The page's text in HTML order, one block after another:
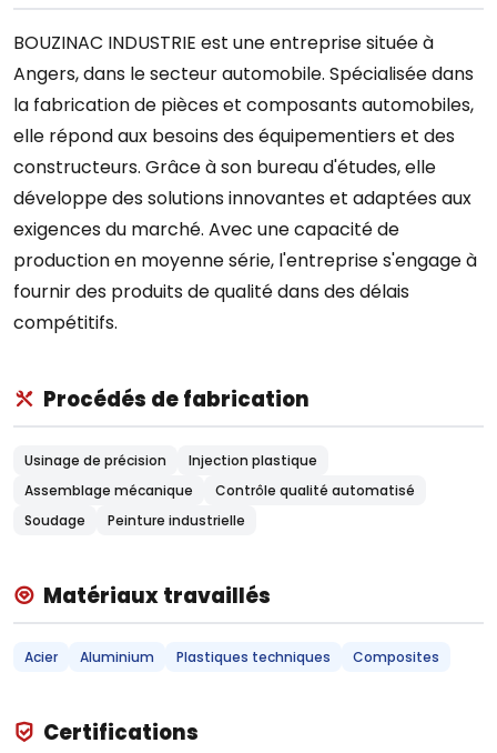
BOUZINAC INDUSTRIE est une entreprise située à
Angers, dans le secteur automobile. Spécialisée dans
la fabrication de pièces et composants automobiles,
elle répond aux besoins des équipementiers et des
constructeurs. Grâce à son bureau d'études, elle
développe des solutions innovantes et adaptées aux
exigences du marché. Avec une capacité de
production en moyenne série, l'entreprise s'engage à
fournir des produits de qualité dans des délais
compétitifs.
Procédés de fabrication
Usinage de précision
Injection plastique
Assemblage mécanique
Contrôle qualité automatisé
Soudage
Peinture industrielle
Matériaux travaillés
Acier Aluminium Plastiques techniques Composites
Certifications